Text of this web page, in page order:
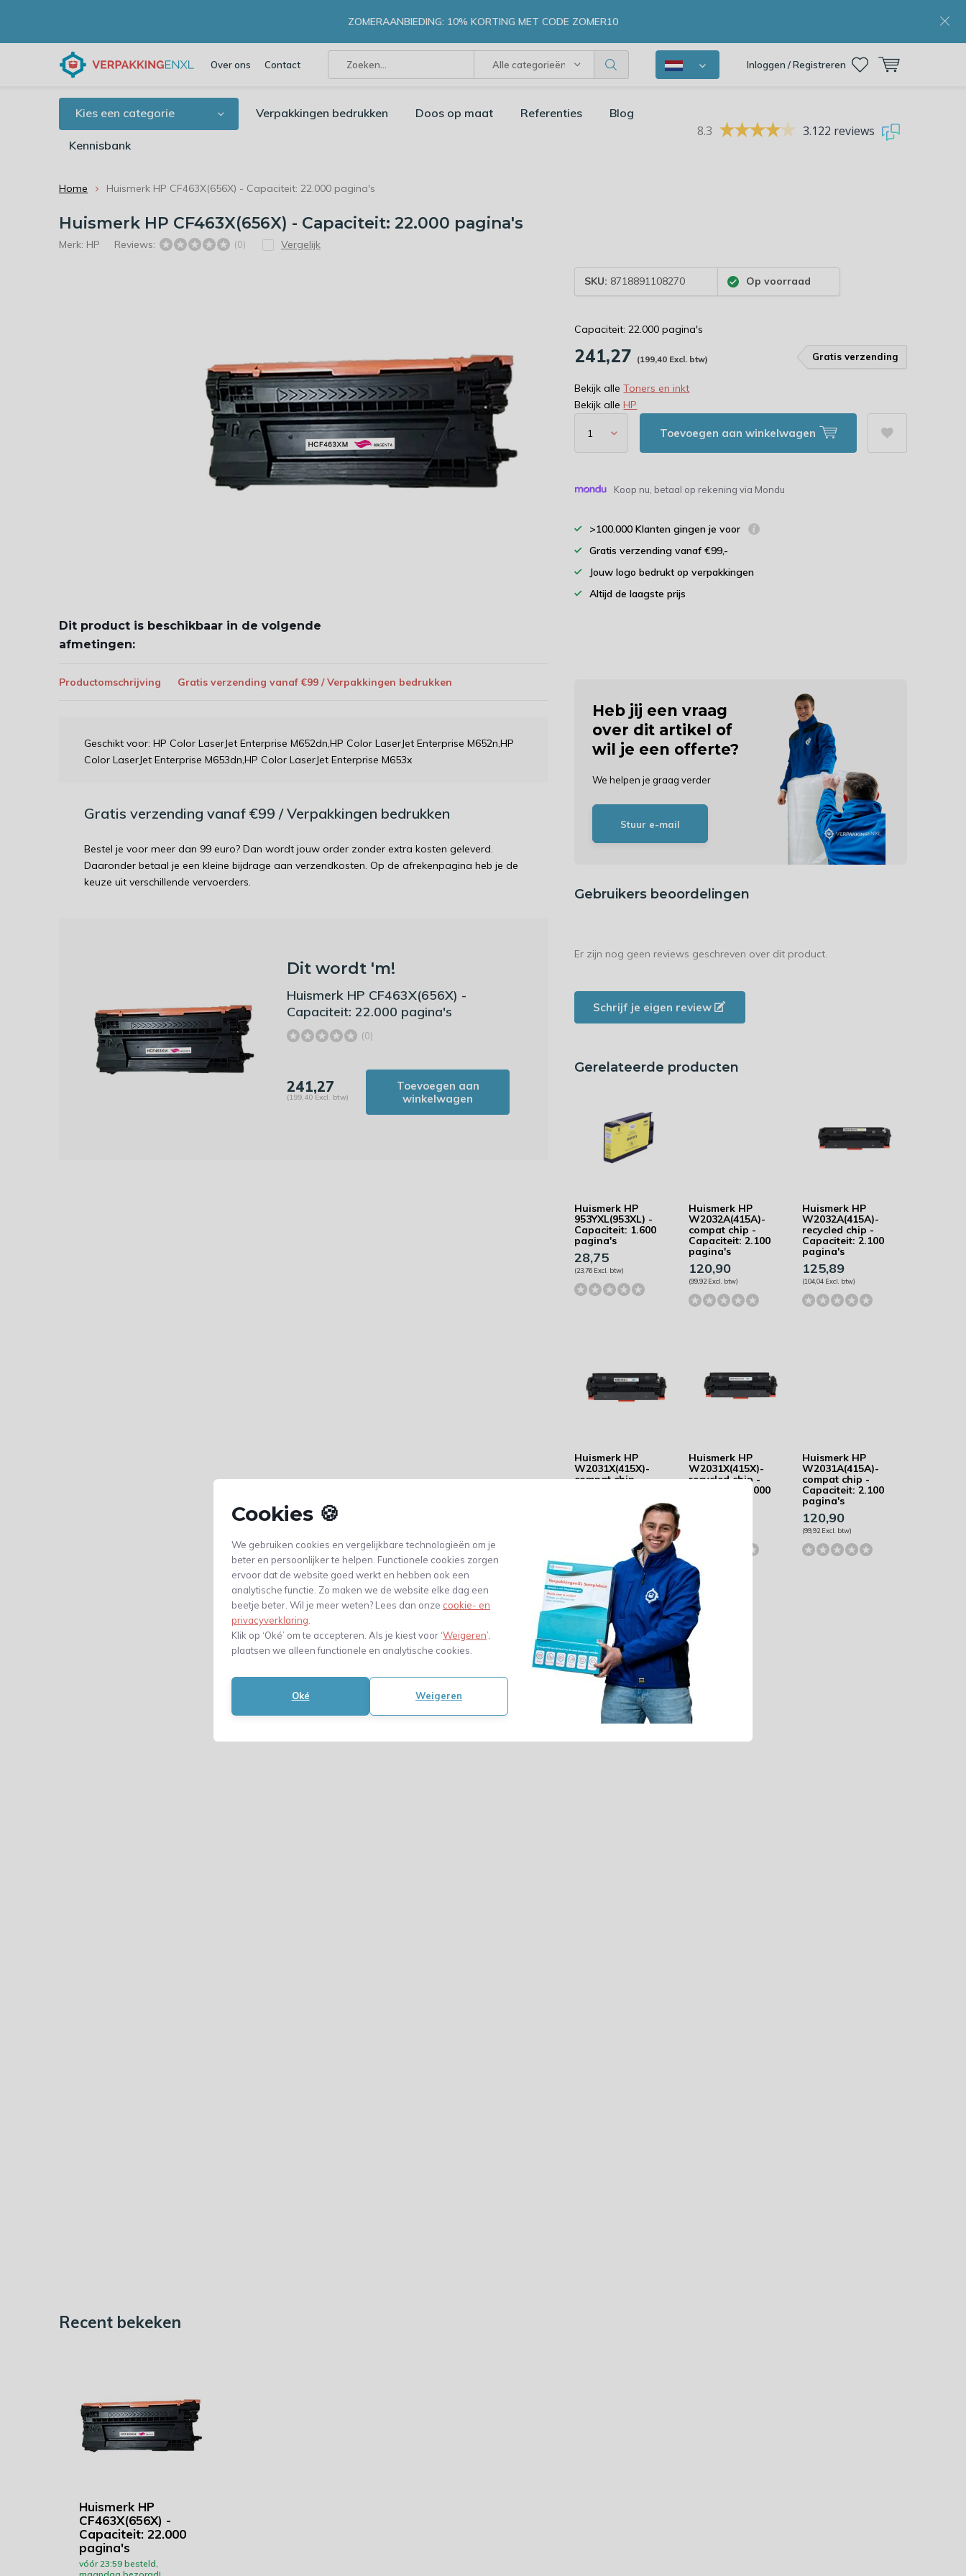
Cookies 🍪
We gebruiken cookies en vergelijkbare technologieën om je
beter en persoonlijker te helpen. Functionele cookies zorgen
ervoor dat de website goed werkt en hebben ook een
analytische functie. Zo maken we de website elke dag een
beetje beter. Wil je meer weten? Lees dan onze cookie- en
privacyverklaring
Klik op ‘Oké’ om te accepteren. Als je kiest voor ‘Weigeren’,
plaatsen we alleen functionele en analytische cookies.
Oké Weigeren
Over ons Contact Alle categorieën Inloggen / Registreren
ZOMERAANBIEDING: 10% KORTING MET CODE ZOMER10
Kies een categorie Verpakkingen bedrukken Doos op maat Referenties Blog
Kennisbank
8.3 3.122 reviews
Home Huismerk HP CF463X(656X) - Capaciteit: 22.000 pagina's
Huismerk HP CF463X(656X) - Capaciteit: 22.000 pagina's
Merk: HP Reviews: (0) Vergelijk
SKU: 8718891108270 Op voorraad
Capaciteit: 22.000 pagina's
241,27 (199,40 Excl. btw) Gratis verzending
Bekijk alleToners en inkt
Bekijk alle HP
Toevoegen aan winkelwagen
Koop nu, betaal op rekening via Mondu
>100.000 Klanten gingen je voor
Gratis verzending vanaf €99,-
Jouw logo bedrukt op verpakkingen
Altijd de laagste prijs
Dit product is beschikbaar in de volgende
afmetingen:
Productomschrijving Gratis verzending vanaf €99 / Verpakkingen bedrukken
Geschikt voor: HP Color LaserJet Enterprise M652dn,HP Color LaserJet Enterprise M652n,HP
Color LaserJet Enterprise M653dn,HP Color LaserJet Enterprise M653x
Gratis verzending vanaf €99 / Verpakkingen bedrukken
Bestel je voor meer dan 99 euro? Dan wordt jouw order zonder extra kosten geleverd.
Daaronder betaal je een kleine bijdrage aan verzendkosten. Op de afrekenpagina heb je de
keuze uit verschillende vervoerders.
Dit wordt 'm!
Huismerk HP CF463X(656X) -
Capaciteit: 22.000 pagina's
(0)
241,27
(199,40 Excl. btw)
Toevoegen aan
winkelwagen
Heb jij een vraag
over dit artikel of
wil je een offerte?
We helpen je graag verder
Stuur e-mail
Gebruikers beoordelingen
Er zijn nog geen reviews geschreven over dit product.
Schrijf je eigen review
Gerelateerde producten
Huismerk HP
953YXL(953XL) -
Capaciteit: 1.600
pagina's
28,75
(23,76 Excl. btw)
Huismerk HP
W2032A(415A)-
compat chip -
Capaciteit: 2.100
pagina's
120,90
(99,92 Excl. btw)
Huismerk HP
W2032A(415A)-
recycled chip -
Capaciteit: 2.100
pagina's
125,89
(104,04 Excl. btw)
Huismerk HP
W2031X(415X)-
compat chip -
Huismerk HP
W2031X(415X)-
recycled chip -
Capaciteit: 6.000
Huismerk HP
W2031A(415A)-
compat chip -
Capaciteit: 2.100
pagina's
120,90
(99,92 Excl. btw)
Recent bekeken
Huismerk HP
CF463X(656X) -
Capaciteit: 22.000
pagina's
vóór 23:59 besteld,